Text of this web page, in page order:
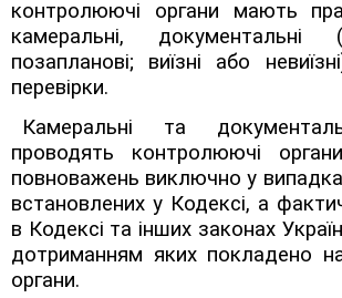
контролюючі органи мають
камеральні, документальні
позапланові; виїзні або
перевірки.
Камеральні та
проводять контролюючі
повноважень виключно у
встановлених у Кодексі, а
в Кодексі та інших законах
дотриманням яких покладено
органи.